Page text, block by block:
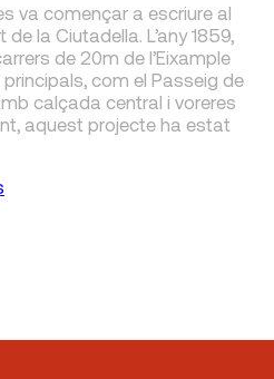
va començar a escriure al
la Ciutadella. L’any 1859,
de 20m de l’Eixample
com el Passeig de
calçada central i voreres
aquest projecte ha estat